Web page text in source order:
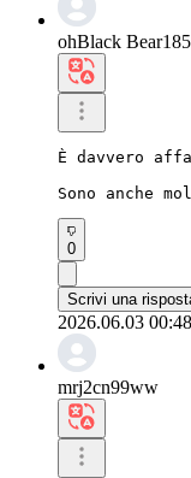
ohBlack Bear185
È davvero
Sono anche
0
Scrivi una
2026.06.03 00:48
mrj2cn99ww